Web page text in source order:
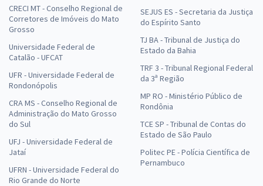
CRECI MT - Conselho Regional de
Corretores de Imóveis do Mato
Grosso
Universidade Federal de
Catalão - UFCAT
UFR - Universidade Federal de
Rondonópolis
CRA MS - Conselho Regional de
Administração do Mato Grosso
do Sul
UFJ - Universidade Federal de
Jataí
UFRN - Universidade Federal do
Rio Grande do Norte
SEJUS ES - Secretaria da Justiça
do Espírito Santo
TJ BA - Tribunal de Justiça do
Estado da Bahia
TRF 3 - Tribunal Regional Federal
da 3ª Região
MP RO - Ministério Público de
Rondônia
TCE SP - Tribunal de Contas do
Estado de São Paulo
Politec PE - Polícia Científica de
Pernambuco